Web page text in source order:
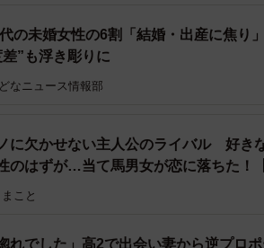
なプレゼントまで贈ってくれる夫。「
サプライズで謎過ぎる愛情プレゼント
の夫を振り向かせたい
の未婚女性の6割「結婚・出産に焦り
”も浮き彫りに
なニュース情報部
に欠かせない主人公のライバル 好き
のはずが…当て馬男女が恋に落ちた！
こと
惚れでした」高2で出会い妻から逆プロ